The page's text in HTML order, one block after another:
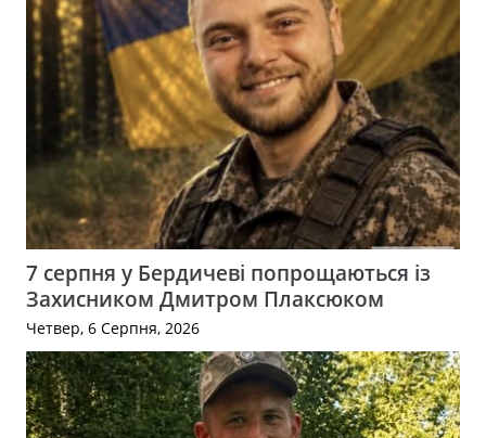
7 серпня у Бердичеві попрощаються із
Захисником Дмитром Плаксюком
Четвер, 6 Серпня, 2026